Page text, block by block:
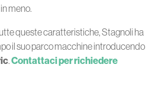
meno.
queste caratteristiche, Stagnoli ha
il suo parco macchine introducendo
.Contattaci per richiedere